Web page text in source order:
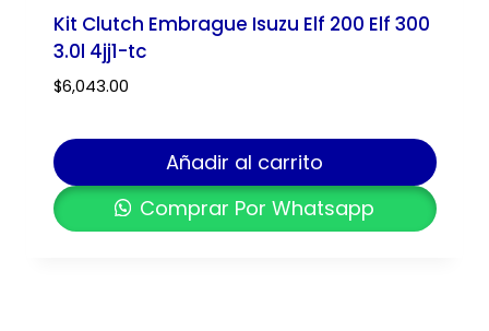
Kit Clutch Embrague Isuzu Elf 200 Elf 300
3.0l 4jj1-tc
$6,043.00
Añadir al carrito
Comprar Por Whatsapp